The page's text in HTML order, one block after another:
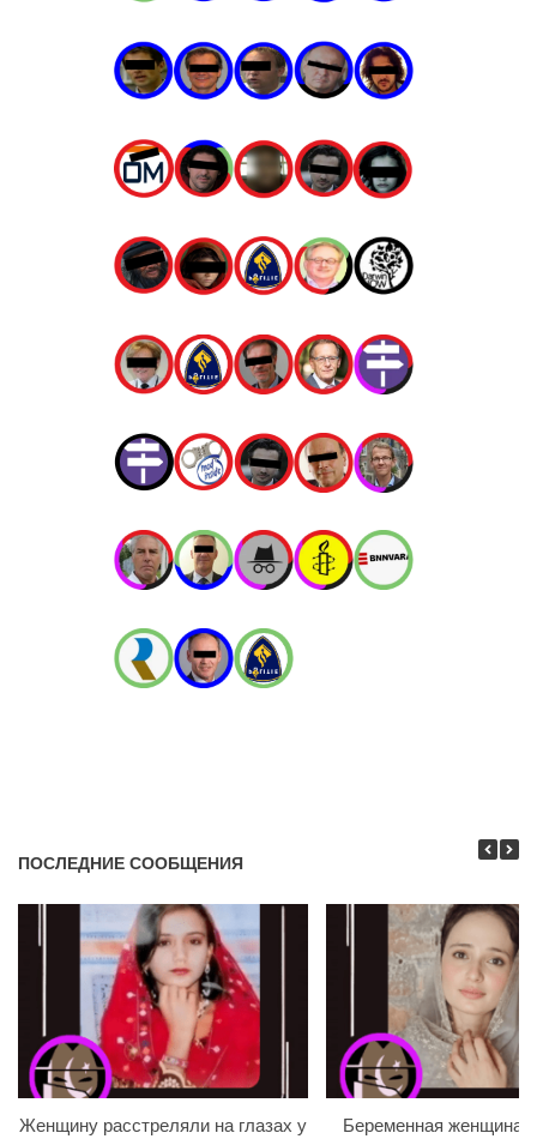
ПОСЛЕДНИЕ СООБЩЕНИЯ
Женщину расстреляли на глазах у
Беременная женщина